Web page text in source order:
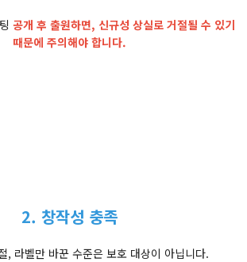
공개 후 출원하면, 신규성 상실로 거절될 수 있기
때문에 주의해야 합니다.
2. 창작성 충족
, 라벨만 바꾼 수준은 보호 대상이 아닙니다.